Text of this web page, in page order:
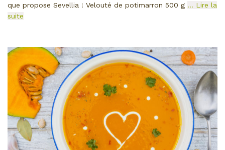
que propose Sevellia ! Velouté de potimarron 500 g … Lire la
suite